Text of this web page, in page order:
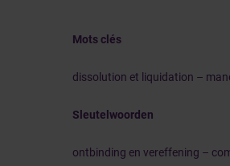
Mots clés
dissolution et liquidation –
Sleutelwoorden
ontbinding en vereffening –